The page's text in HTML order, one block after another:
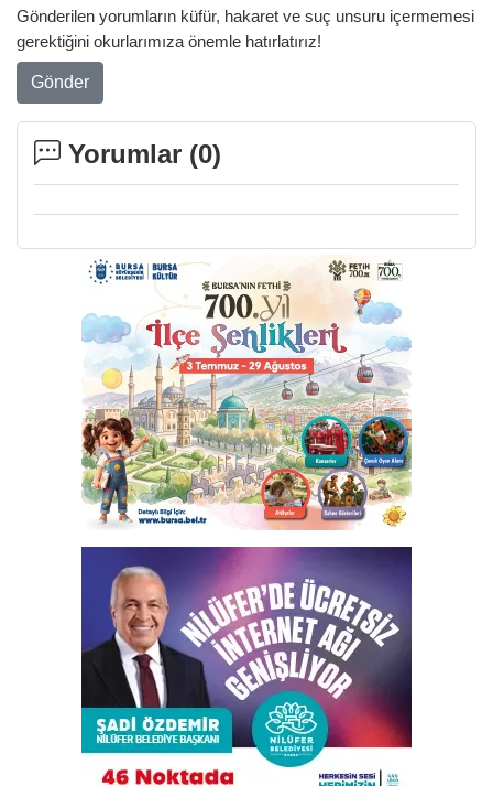
Gönderilen yorumların küfür, hakaret ve suç unsuru içermemesi
gerektiğini okurlarımıza önemle hatırlatırız!
Gönder
Yorumlar (0)